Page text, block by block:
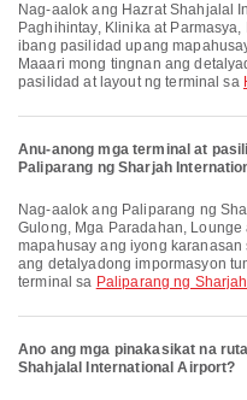
Nag-aalok ang Hazrat Shahjalal International Airport ng Lugar ng
Paghihintay, Klinika at
ibang pasilidad upang
Maaari mong tingnan ang
pasilidad at layout ng terminal sa
Anu-anong mga terminal at
Paliparang ng Sharjah
Nag-aalok ang Paliparang ng Sharjah International Airport ng Upuang de
Gulong, Mga Paradahan,
mapahusay ang iyong
ang detalyadong impormasyon
terminal sa Paliparang ng
Ano ang mga pinakasikat na
Shahjalal International Airport?